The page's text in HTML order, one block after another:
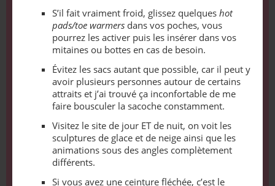
S’il fait vraiment froid, glissez quelques hot
pads/toe warmersdans vos poches, vous
pourrez les activer puis les insérer dans vos
mitaines ou bottes en cas de besoin.
Évitez les sacs autant que possible, car il peut y
avoir plusieurs personnes autour de certains
attraits et j’ai trouvé ça inconfortable de me
faire bousculer la sacoche constamment.
Visitez le site de jour ET de nuit, on voit les
sculptures de glace et de neige ainsi que les
animations sous des angles complètement
différents.
Si vous avez une ceinture fléchée, c’est le